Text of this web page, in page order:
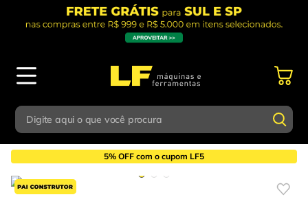
Digite aqui o que você procura
Digite aqui o que você procura
Cremes de Proteção
5% OFF com o cupom LF5
Termos mais buscados
1º parafusadeira